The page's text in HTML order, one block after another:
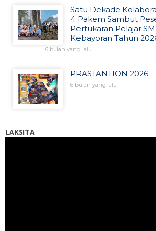
Satu Dekade
4 Pakem Sambut
Pertukaran Pelajar
Kebayoran Tahun
6 bulan yang lalu
PRASTANTION 2026
6 bulan yang lalu
LAKSITA